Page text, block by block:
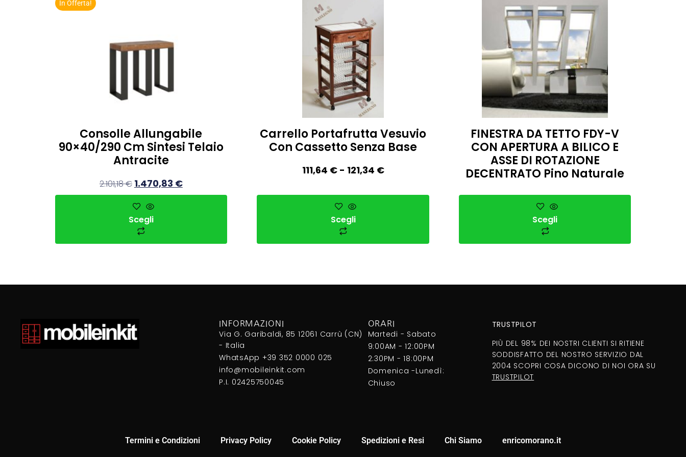
In Offerta!
Consolle Allungabile
90×40/290 Cm Sintesi Telaio
Antracite
2.101,18€ 1.470,83 €
Scegli
Carrello Portafrutta Vesuvio
Con Cassetto Senza Base
111,64 € - 121,34 €
Scegli
FINESTRA DA TETTO FDY-V
CON APERTURA A BILICO E
ASSE DI ROTAZIONE
DECENTRATO Pino Naturale
Scegli
INFORMAZIONI
Via G. Garibaldi, 85 12061 Carrù (CN)
- Italia
WhatsApp +39 352 0000 025
info@mobileinkit.com
P.I. 02425750045
ORARI
Martedi - Sabato
9:00AM - 12:00PM
2:30PM - 18:00PM
Domenica -Lunedì:
Chiuso
TRUSTPILOT
PIÙ DEL 98% DEI NOSTRI CLIENTI SI RITIENE
SODDISFATTO DEL NOSTRO SERVIZIO DAL
2004 SCOPRI COSA DICONO DI NOI ORA SU
TRUSTPILOT
Termini e Condizioni Privacy Policy Cookie Policy Spedizioni e Resi Chi Siamo enricomorano.it